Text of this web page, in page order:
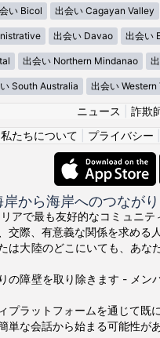
い Bicol 出会い Cagayan Valley
出会い Davao 出会い
出会い Northern Mindanao
South Australia 出会い Western
ニュース 詐欺
私たちについて プライバシー
から海岸へのつながり
アで最も友好的なコミュニ
際、有意義な関係を求める
は大陸のどこにいても、あ
の障壁を取り除きます - メ
ラットフォームを通じて既
な会話から始まる可能性が